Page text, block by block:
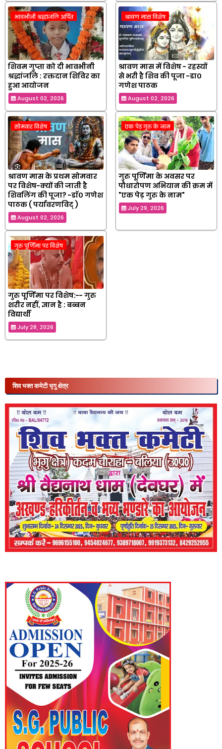
भावभीनी श्रद्धांजलि अर्पित
शिवम गुप्ता को दी भावभीनी
श्रद्धांजलि : रक्तदान शिविर का
हुआ आयोजन
August 02, 2026
श्रावण मास विशेष
श्रावण मास में विशेष - रहस्यों
से भरी है शिव की पूजा -डा०
गणेश पाठक
August 02, 2026
सोमवार विशेष
श्रावण मास के प्रथम सोमवार
पर विशेष-क्यों की जाती है
शिवलिंग की पूजा? -डाॅ० गणेश
पाठक ( पर्यावरणविद् )
August 02, 2026
एक पेड़ गुरु के नाम
गुरु पूर्णिमा के अवसर पर
पौधारोपण अभियान की क्रम में
"एक पेड़ गुरु के नाम"
July 29, 2026
गुरु पूर्णिमा पर विशेष
गुरु पूर्णिमा पर विशेष:-- गुरु
शरीर नहीं, ज्ञान है : बब्बन
विद्यार्थी
July 28, 2026
शिव भक्त कमेटी भृगु क्षेत्र